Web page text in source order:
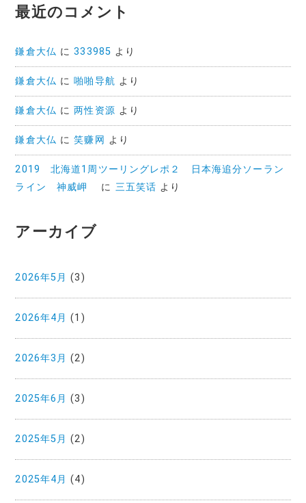
最近のコメント
鎌倉大仏 に333985 より
鎌倉大仏 に啪啪导航 より
鎌倉大仏 に两性资源 より
鎌倉大仏 に笑赚网 より
2019 北海道1周ツーリングレポ２ 日本海追分ソーラン
ライン 神威岬
に 三五笑话 より
アーカイブ
2026年5月 (3)
2026年4月 (1)
2026年3月 (2)
2025年6月 (3)
2025年5月 (2)
2025年4月 (4)